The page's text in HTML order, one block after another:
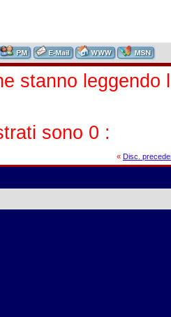
stanno
sono 0 :
« Disc.